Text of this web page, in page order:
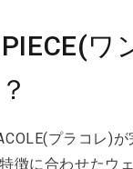
ワ
プラコレ)
徴に合わせたウ